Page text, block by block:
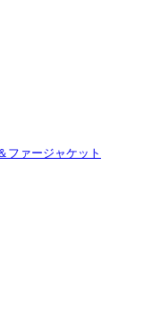
ファージャケット